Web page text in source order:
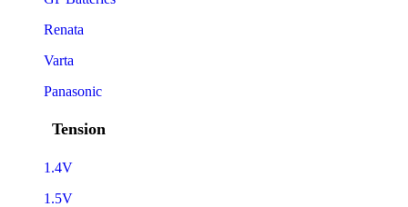
Renata
Varta
Panasonic
Tension
1.4V
1.5V